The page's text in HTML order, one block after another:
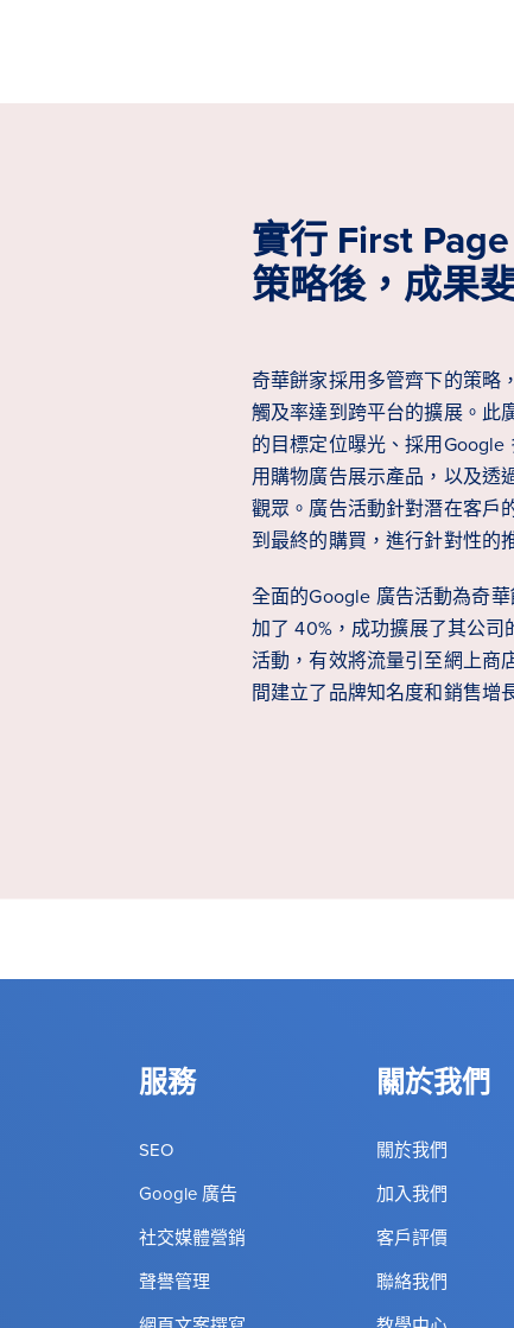
實行 First
策略後，成果
奇華餅家採用多管齊下的策略
觸及率達到跨平台的擴展。此
的目標定位曝光、採用
用購物廣告展示產品，以及透
觀眾。廣告活動針對潛在客戶
到最終的購買，進行針對性的
全面的Google 廣告活動為奇
加了 40%，成功擴展了其公
活動，有效將流量引至網上商
間建立了品牌知名度和銷售增
服務
SEO
Google 廣告
社交媒體營銷
聲譽管理
關於我們
關於我們
加入我們
客戶評價
聯絡我們